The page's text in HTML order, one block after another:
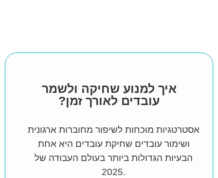
איך למנוע שחיקה ולשמר
עובדים לאורך זמן?
אסטרטגיות מוכחות לשיפור מחוברות ארגונית
ושימור עובדים שחיקת עובדים היא אחת
הבעיות הגדולות ביותר בעולם העבודה של
.2025